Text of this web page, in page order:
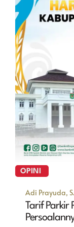
OPINI
Adi Prayuda,
Tarif Parkir